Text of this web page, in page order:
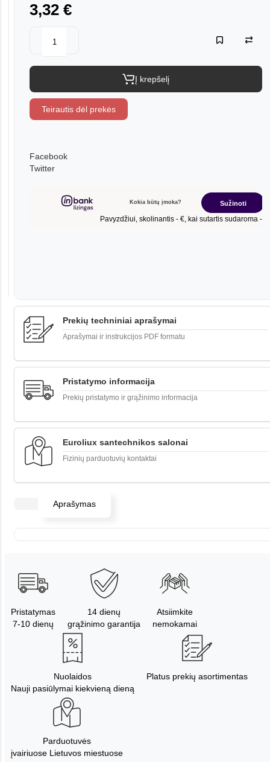
3,32 €
Į krepšelį
Teirautis dėl prekės
Facebook
Twitter
Prekių techniniai aprašymai
Aprašymai ir instrukcijos PDF formatu
Pristatymo informacija
Prekių pristatymo ir grąžinimo informacija
Euroliux santechnikos salonai
Fizinių parduotuvių kontaktai
Aprašymas
Pristatymas
7-10 dienų
14 dienų
grąžinimo garantija
Atsiimkite
nemokamai
Nuolaidos
Nauji pasiūlymai kiekvieną dieną
Platus prekių asortimentas
Parduotuvės
įvairiuose Lietuvos miestuose